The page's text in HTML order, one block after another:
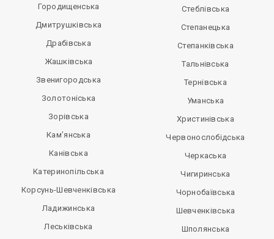
Городищенська
Дмитрушківська
Драбівська
Жашківська
Звенигородська
Золотоніська
Зорівська
Кам’янська
Канівська
Катеринопільська
Корсунь-Шевченківська
Ладижинська
Леськівська
Стеблівська
Степанецька
Степанківська
Тальнівська
Тернівська
Уманська
Христинівська
Червонослобідська
Черкаська
Чигиринська
Чорнобаївська
Шевченківська
Шполянська